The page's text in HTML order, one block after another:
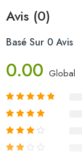
avec une housse
Couleur : gris
Matériau : bois
H)
Dimensions de
Dimensions du
Dimensions du
Avis (0)
Basé Sur 0 Avis
0.00 Global